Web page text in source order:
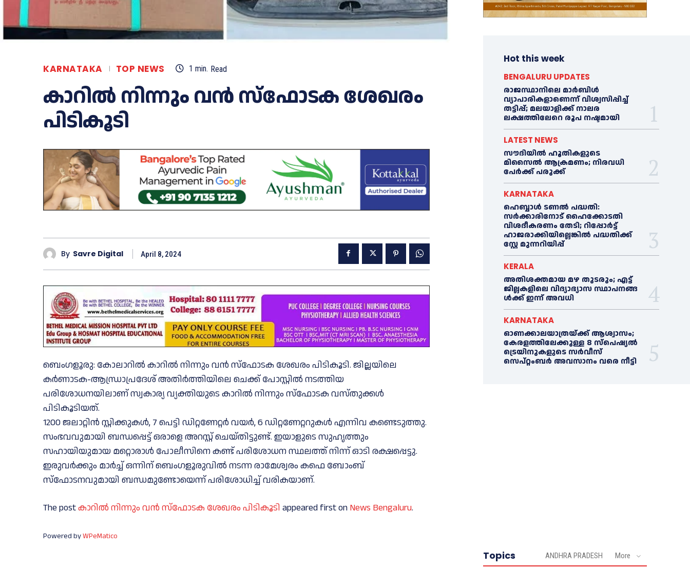
KARNATAKA TOP NEWS 1 min. Read
കാറിൽ നിന്നും വൻ സ്ഫോടക ശേഖരം
പിടികൂടി
By Savre Digital April 8, 2024
ബെംഗളൂരു: കോലാറിൽ കാറിൽ നിന്നും വൻ സ്ഫോടക ശേഖരം പിടികൂടി. ജില്ലയിലെ
കർണാടക-ആന്ധ്രാപ്രദേശ് അതിർത്തിയിലെ ചെക്ക് പോസ്റ്റിൽ നടത്തിയ
പരിശോധനയിലാണ് സ്വകാര്യ വ്യക്തിയുടെ കാറിൽ നിന്നും സ്ഫോടക വസ്തുക്കൾ
പിടികൂടിയത്.
1200 ജലാറ്റിൻ സ്റ്റിക്കുകൾ, 7 പെട്ടി ഡിറ്റണേറ്റർ വയർ, 6 ഡിറ്റണേറ്ററുകൾ എന്നിവ കണ്ടെടുത്തു.
സംഭവവുമായി ബന്ധപ്പെട്ട് ഒരാളെ അറസ്റ്റ് ചെയ്തിട്ടുണ്ട്. ഇയാളുടെ സുഹൃത്തും
സഹായിയുമായ മറ്റൊരാൾ പോലീസിനെ കണ്ട് പരിശോധന സ്ഥലത്ത് നിന്ന് ഓടി രക്ഷപ്പെട്ടു.
ഇരുവർക്കും മാർച്ച്‌ ഒന്നിന് ബെംഗളൂരുവിൽ നടന്ന രാമേശ്വരം കഫെ ബോംബ്
സ്‌ഫോടനവുമായി ബന്ധമുണ്ടോയെന്ന് പരിശോധിച്ച് വരികയാണ്.
The postകാറിൽ നിന്നും വൻ സ്ഫോടക ശേഖരം പിടികൂടി appeared first on News Bengaluru.
Powered byWPeMatico
Hot this week
BENGALURU UPDATES
രാജസ്ഥാനിലെ മാർബിൾ
വ്യാപാരികളാണെന്ന് വിശ്വസിപ്പിച്ച്
തട്ടിപ്പ്; മലയാളിക്ക് നാലര
ലക്ഷത്തിലേറെ രൂപ നഷ്ടമായി
LATEST NEWS
സൗദിയിൽ ഹൂതികളുടെ
മിസൈൽ ആക്രമണം; നിരവധി
പേർക്ക് പരുക്ക്
KARNATAKA
ഹെബ്ബാൾ ടണൽ പദ്ധതി:
സർക്കാരിനോട് ഹൈക്കോടതി
വിശദീകരണം തേടി; റിപ്പോർട്ട്
ഹാജരാക്കിയില്ലെങ്കിൽ പദ്ധതിക്ക്
സ്റ്റേ മുന്നറിയിപ്പ്
KERALA
അതിശക്തമായ മഴ തുടരും; എട്ട്
ജി​ല്ല​ക​ളി​ലെ വി​ദ്യാ​ഭ്യാ​സ സ്ഥാ​പ​ന​ങ്ങ​
ൾ​ക്ക് ഇ​ന്ന് അ​വ​ധി
KARNATAKA
ഓണക്കാലയാത്രയ്ക്ക് ആശ്വാസം;
കേരളത്തിലേക്കുള്ള 8 സ്പെഷ്യൽ
ട്രെയിനുകളുടെ സർവീസ്
സെപ്റ്റംബർ അവസാനം വരെ നീട്ടി
Topics ANDHRA PRADESH More